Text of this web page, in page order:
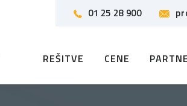
01 25 28 900
REŠITVE CENE